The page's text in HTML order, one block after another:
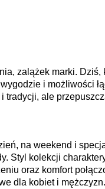
zalążek marki. Dziś,
i możliwości
tradycji, ale
na weekend i
Styl kolekcji
oraz komfort
dla kobiet i mężczyzn.